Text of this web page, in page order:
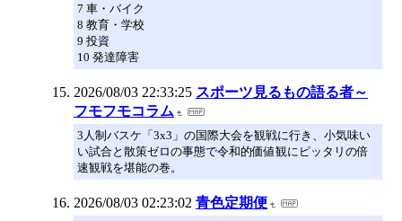
7 車・バイク
8 教育・学校
9 投資
10 発達障害
2026/08/03 22:33:25 スポーツ見るもの語る者～
フモフモコラム
3人制バスケ「3x3」の国際大会を観戦に行き、小気味い
い試合と散策ゼロの事態で令和的価値観にピッタリの倍
速観戦を堪能の巻。
2026/08/03 02:23:02 青色定期便